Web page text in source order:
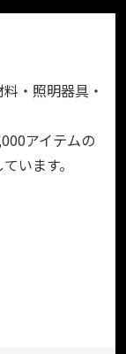
・照明器具・
アイテムの
います。